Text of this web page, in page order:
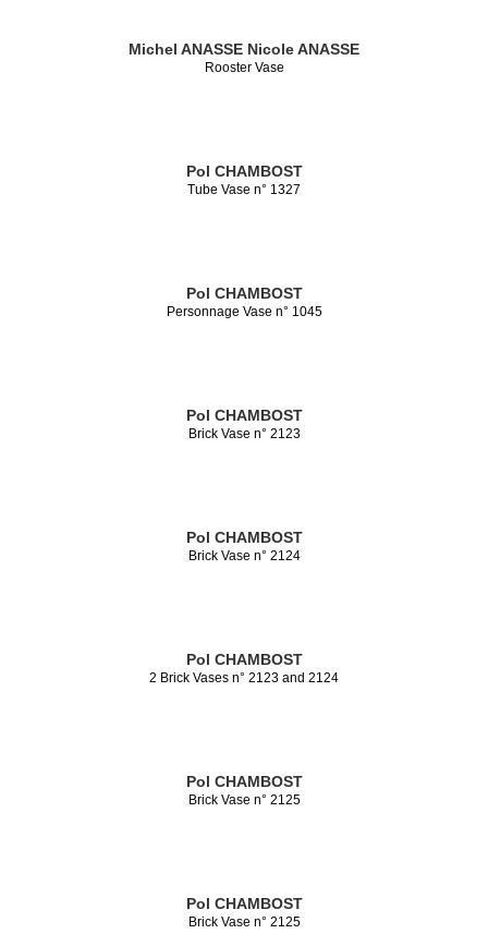
Michel ANASSE Nicole ANASSE
Rooster Vase
Pol CHAMBOST
Tube Vase n° 1327
Pol CHAMBOST
Personnage Vase n° 1045
Pol CHAMBOST
Brick Vase n° 2123
Pol CHAMBOST
Brick Vase n° 2124
Pol CHAMBOST
2 Brick Vases n° 2123 and 2124
Pol CHAMBOST
Brick Vase n° 2125
Pol CHAMBOST
Brick Vase n° 2125